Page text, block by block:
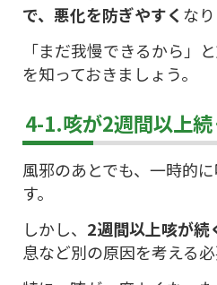
で、悪化を防ぎやすく なり
「まだ我慢できるから」
を知っておきましょう。
4-1.咳が2週間以上
風邪のあとでも、一時的
す。
しかし、 2週間以上咳が続
息など別の原因を考える必